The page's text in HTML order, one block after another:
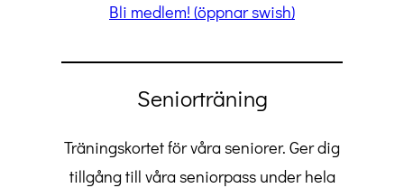
Bli medlem! (öppnar swish)
Seniorträning
Träningskortet för våra seniorer. Ger dig
tillgång till våra seniorpass under hela